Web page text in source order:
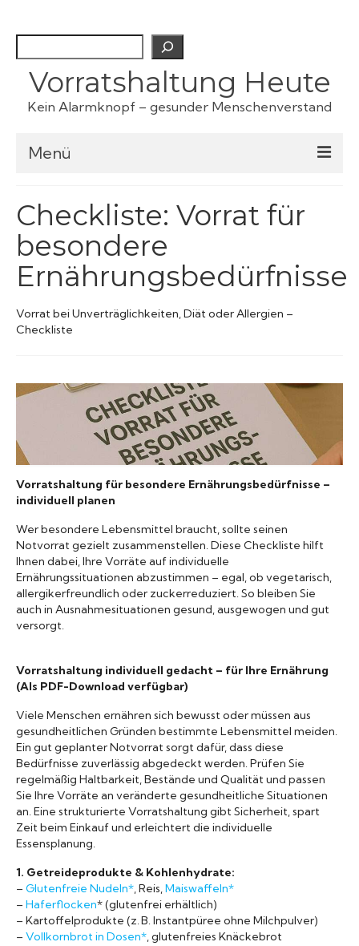
Vorratshaltung Heute
Kein Alarmknopf – gesunder Menschenverstand
Menü
Fertiggerichte
Haustiervorrat
Kartoffeln
Konserven
Checkliste: Vorrat für
besondere
Ernährungsbedürfnisse
Vorrat bei Unverträglichkeiten, Diät oder Allergien –
Checkliste
Vorratshaltung für besondere Ernährungsbedürfnisse –
individuell planen
Wer besondere Lebensmittel braucht, sollte seinen
Notvorrat gezielt zusammenstellen. Diese Checkliste hilft
Ihnen dabei, Ihre Vorräte auf individuelle
Ernährungssituationen abzustimmen – egal, ob vegetarisch,
allergikerfreundlich oder zuckerreduziert. So bleiben Sie
auch in Ausnahmesituationen gesund, ausgewogen und gut
versorgt.
Vorratshaltung individuell gedacht – für Ihre Ernährung
(Als PDF-Download verfügbar)
Viele Menschen ernähren sich bewusst oder müssen aus
gesundheitlichen Gründen bestimmte Lebensmittel meiden.
Ein gut geplanter Notvorrat sorgt dafür, dass diese
Bedürfnisse zuverlässig abgedeckt werden. Prüfen Sie
regelmäßig Haltbarkeit, Bestände und Qualität und passen
Sie Ihre Vorräte an veränderte gesundheitliche Situationen
an. Eine strukturierte Vorratshaltung gibt Sicherheit, spart
Zeit beim Einkauf und erleichtert die individuelle
Essensplanung.
1. Getreideprodukte & Kohlenhydrate:
– Glutenfreie Nudeln*, Reis,Maiswaffeln*
– Haferflocken* (glutenfrei erhältlich)
– Kartoffelprodukte (z. B. Instantpüree ohne Milchpulver)
– Vollkornbrot in Dosen*, glutenfreies Knäckebrot